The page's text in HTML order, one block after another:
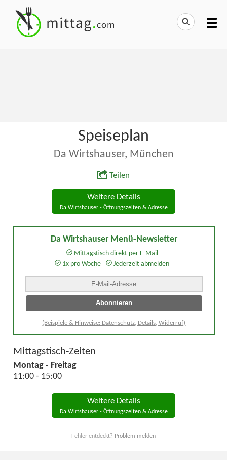
Speiseplan
Da Wirtshauser, München
Teilen
Weitere Details
Da Wirtshauser - Öffnungszeiten & Adresse
Da Wirtshauser Menü-Newsletter
Mittagstisch direkt per E-Mail
1x pro Woche
Jederzeit abmelden
(Beispiele & Hinweise: Datenschutz, Details, Widerruf)
Mittagstisch-Zeiten
Montag - Freitag
11:00 - 15:00
Weitere Details
Da Wirtshauser - Öffnungszeiten & Adresse
Fehler entdeckt? Problem melden